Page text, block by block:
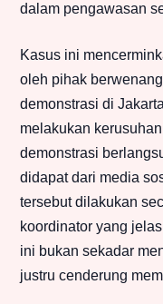
dalam pengawasan
Kasus ini
oleh pihak
demonstrasi di
melakukan
demonstrasi
didapat dari media
tersebut dilakukan
koordinator yang
ini bukan sekadar
justru cenderung